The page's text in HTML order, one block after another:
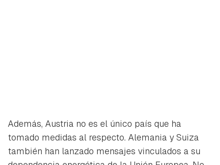
Además, Austria no es el único país que ha
tomado medidas al respecto. Alemania y Suiza
también han lanzado mensajes vinculados a su